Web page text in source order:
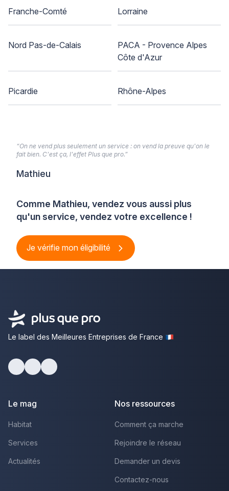
Franche-Comté Lorraine
Nord Pas-de-Calais
PACA - Provence Alpes
Côte d'Azur
Picardie Rhône-Alpes
Comme Mathieu, vendez vous aussi plus
qu'un service, vendez votre excellence !
Je vérifie mon éligibilité
“On ne vend plus seulement un service : on vend la preuve qu'on le
fait bien. C'est ça, l'effet Plus que pro.”
Mathieu
Le label des Meilleures Entreprises de France
Le mag
Habitat
Services
Actualités
Nos ressources
Comment ça marche
Rejoindre le réseau
Demander un devis
Contactez-nous